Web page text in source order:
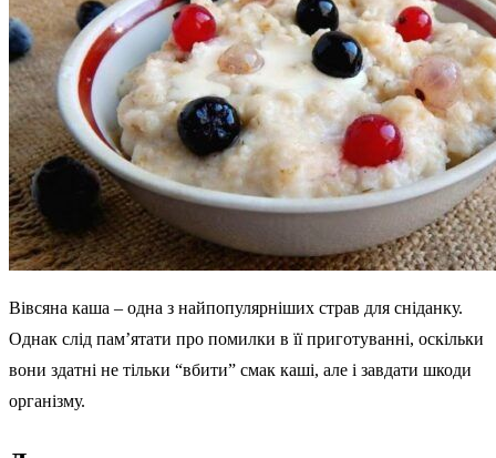
Вівсяна каша – одна з найпопулярніших страв для сніданку.
Однак слід пам’ятати про помилки в її приготуванні, оскільки
вони здатні не тільки “вбити” смак каші, але і завдати шкоди
організму.